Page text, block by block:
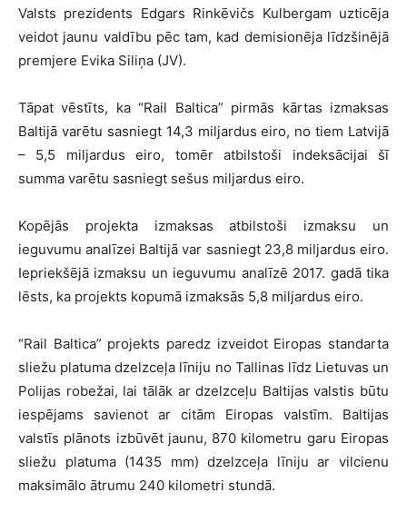
Valsts prezidents Edgars Rinkēvičs Kulbergam uzticēja
veidot jaunu valdību pēc tam, kad demisionēja līdzšinējā
premjere Evika Siliņa (JV).
Tāpat vēstīts, ka “Rail Baltica” pirmās kārtas izmaksas
Baltijā varētu sasniegt 14,3 miljardus eiro, no tiem Latvijā
– 5,5 miljardus eiro, tomēr atbilstoši indeksācijai šī
summa varētu sasniegt sešus miljardus eiro.
Kopējās projekta izmaksas atbilstoši izmaksu un
ieguvumu analīzei Baltijā var sasniegt 23,8 miljardus eiro.
Iepriekšējā izmaksu un ieguvumu analīzē 2017. gadā tika
lēsts, ka projekts kopumā izmaksās 5,8 miljardus eiro.
“Rail Baltica” projekts paredz izveidot Eiropas standarta
sliežu platuma dzelzceļa līniju no Tallinas līdz Lietuvas un
Polijas robežai, lai tālāk ar dzelzceļu Baltijas valstis būtu
iespējams savienot ar citām Eiropas valstīm. Baltijas
valstīs plānots izbūvēt jaunu, 870 kilometru garu Eiropas
sliežu platuma (1435 mm) dzelzceļa līniju ar vilcienu
maksimālo ātrumu 240 kilometri stundā.